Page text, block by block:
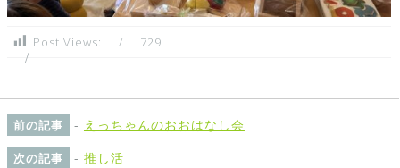
Post Views: 729
前の記事 - えっちゃんのおおはなし会
次の記事 - 推し活